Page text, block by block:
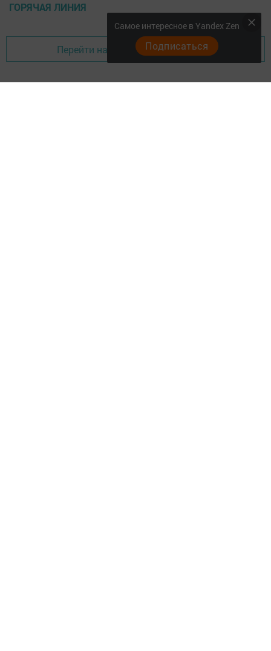
ГОРЯЧАЯ ЛИНИЯ
Перейти на страницу новости
Самое интересное в Yandex Zen
Подписаться